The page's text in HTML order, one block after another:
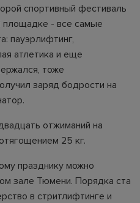
спортивный фестиваль
площадке - все самые
пауэрлифтинг,
атлетика и еще
тоже
заряд бодрости на
отжиманий на
25 кг.
празднику можно
зале Тюмени. Порядка ста
в стритлифтинге и